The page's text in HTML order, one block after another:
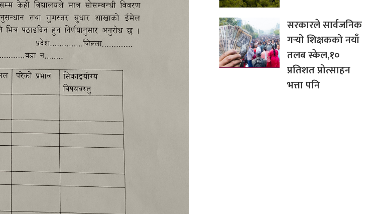
सरकारले सार्वजनिक
गर्‍यो शिक्षकको नयाँ
तलब स्केल,१०
प्रतिशत प्रोत्साहन
भत्ता पनि